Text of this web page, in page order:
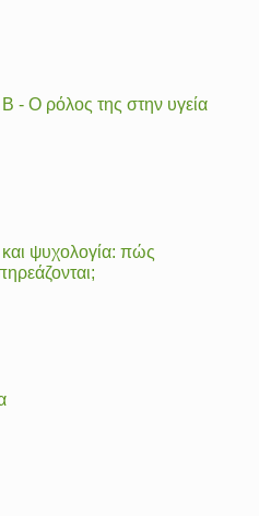
Β - Ο ρόλος της στην υγεία
ψυχολογία: πώς